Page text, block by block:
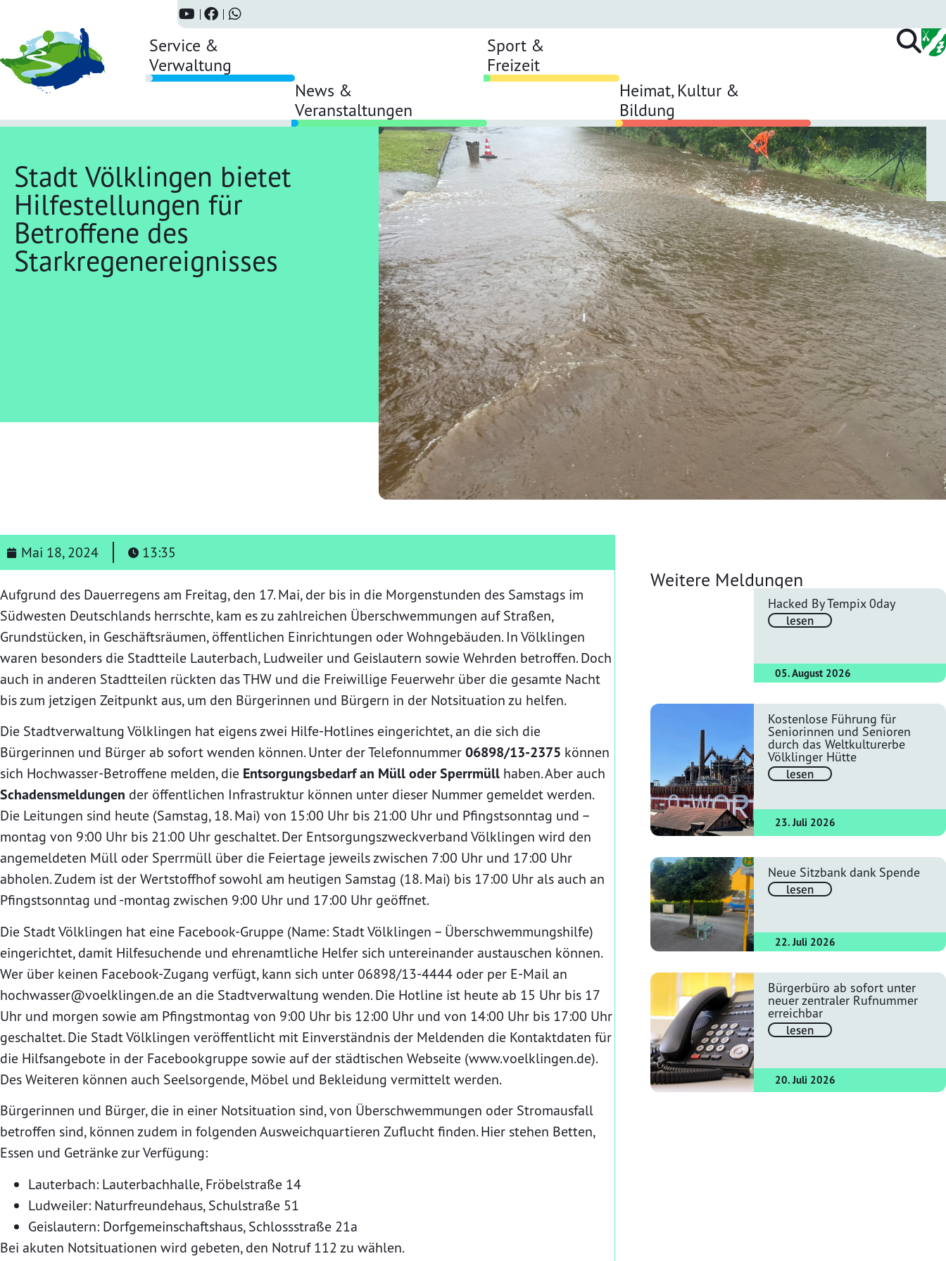
Service &
Verwaltung
News &
Veranstaltungen
Sport &
Freizeit
Heimat, Kultur &
Bildung
Stadt Völklingen bietet
Hilfestellungen für
Betroffene des
Starkregenereignisses
Mai 18, 2024 13:35
Aufgrund des Dauerregens am Freitag, den 17. Mai, der bis in die Morgenstunden des Samstags im
Südwesten Deutschlands herrschte, kam es zu zahlreichen Überschwemmungen auf Straßen,
Grundstücken, in Geschäftsräumen, öffentlichen Einrichtungen oder Wohngebäuden. In Völklingen
waren besonders die Stadtteile Lauterbach, Ludweiler und Geislautern sowie Wehrden betroffen. Doch
auch in anderen Stadtteilen rückten das THW und die Freiwillige Feuerwehr über die gesamte Nacht
bis zum jetzigen Zeitpunkt aus, um den Bürgerinnen und Bürgern in der Notsituation zu helfen.
Die Stadtverwaltung Völklingen hat eigens zwei Hilfe-Hotlines eingerichtet, an die sich die
Bürgerinnen und Bürger ab sofort wenden können. Unter der Telefonnummer 06898/13-2375 können
sich Hochwasser-Betroffene melden, die Entsorgungsbedarf an Müll oder Sperrmüll haben. Aber auch
Schadensmeldungen der öffentlichen Infrastruktur können unter dieser Nummer gemeldet werden.
Die Leitungen sind heute (Samstag, 18. Mai) von 15:00 Uhr bis 21:00 Uhr und Pfingstsonntag und –
montag von 9:00 Uhr bis 21:00 Uhr geschaltet. Der Entsorgungszweckverband Völklingen wird den
angemeldeten Müll oder Sperrmüll über die Feiertage jeweils zwischen 7:00 Uhr und 17:00 Uhr
abholen. Zudem ist der Wertstoffhof sowohl am heutigen Samstag (18. Mai) bis 17:00 Uhr als auch an
Pfingstsonntag und -montag zwischen 9:00 Uhr und 17:00 Uhr geöffnet.
Die Stadt Völklingen hat eine Facebook-Gruppe (Name: Stadt Völklingen ­– Überschwemmungshilfe)
eingerichtet, damit Hilfesuchende und ehrenamtliche Helfer sich untereinander austauschen können.
Wer über keinen Facebook-Zugang verfügt, kann sich unter 06898/13-4444 oder per E-Mail an
hochwasser@voelklingen.de an die Stadtverwaltung wenden. Die Hotline ist heute ab 15 Uhr bis 17
Uhr und morgen sowie am Pfingstmontag von 9:00 Uhr bis 12:00 Uhr und von 14:00 Uhr bis 17:00 Uhr
geschaltet. Die Stadt Völklingen veröffentlicht mit Einverständnis der Meldenden die Kontaktdaten für
die Hilfsangebote in der Facebookgruppe sowie auf der städtischen Webseite (www.voelklingen.de).
Des Weiteren können auch Seelsorgende, Möbel und Bekleidung vermittelt werden.
Bürgerinnen und Bürger, die in einer Notsituation sind, von Überschwemmungen oder Stromausfall
betroffen sind, können zudem in folgenden Ausweichquartieren Zuflucht finden. Hier stehen Betten,
Essen und Getränke zur Verfügung:
Lauterbach: Lauterbachhalle, Fröbelstraße 14
Ludweiler: Naturfreundehaus, Schulstraße 51
Geislautern: Dorfgemeinschaftshaus, Schlossstraße 21a
Bei akuten Notsituationen wird gebeten, den Notruf 112 zu wählen.
Weitere Meldungen
Hacked By Tempix 0day
lesen
05. August 2026
Kostenlose Führung für
Seniorinnen und Senioren
durch das Weltkulturerbe
Völklinger Hütte
lesen
23. Juli 2026
Neue Sitzbank dank Spende
lesen
22. Juli 2026
Bürgerbüro ab sofort unter
neuer zentraler Rufnummer
erreichbar
lesen
20. Juli 2026